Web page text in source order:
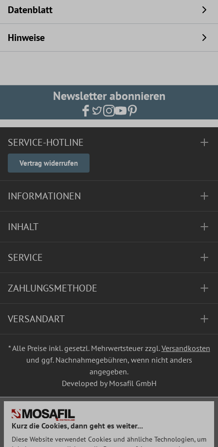
Datenblatt
Hinweise
Newsletter abonnieren
SERVICE-HOTLINE
Vertrag widerrufen
INFORMATIONEN
INHALT
SERVICE
ZAHLUNGSMETHODE
VERSANDART
* Alle Preise inkl. gesetzl. Mehrwertsteuer zzgl.Versandkosten
und ggf. Nachnahmegebühren, wenn nicht anders
angegeben.
Developed by Mosafil GmbH
Kurz die Cookies, dann geht es weiter...
Diese Website verwendet Cookies und ähnliche Technologien, um